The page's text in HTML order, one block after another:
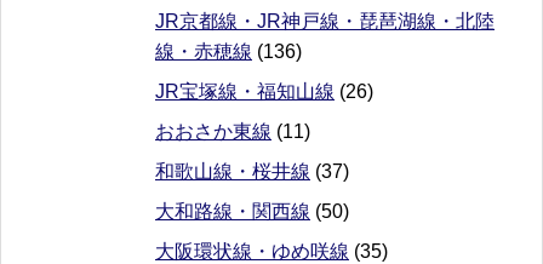
JR京都線・JR神戸線・琵琶湖線・北陸
線・赤穂線 (136)
JR宝塚線・福知山線 (26)
おおさか東線 (11)
和歌山線・桜井線 (37)
大和路線・関西線 (50)
大阪環状線・ゆめ咲線 (35)